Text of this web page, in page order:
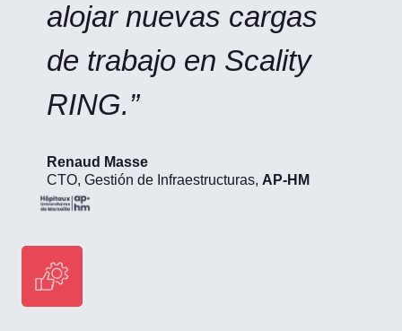
alojar nuevas cargas
de trabajo en Scality
RING.”
Renaud Masse
CTO, Gestión de Infraestructuras, AP-HM